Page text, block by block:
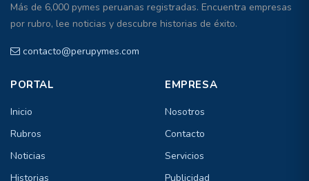
Más de 6,000 pymes peruanas registradas. Encuentra empresas
por rubro, lee noticias y descubre historias de éxito.
contacto@perupymes.com
PORTAL
Inicio
Rubros
Noticias
Historias
EMPRESA
Nosotros
Contacto
Servicios
Publicidad